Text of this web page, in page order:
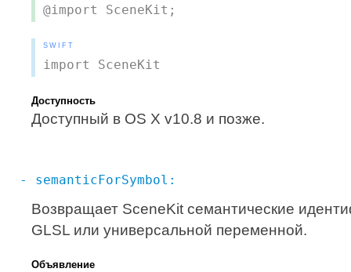
@import SceneKit;
SWIFT
import SceneKit
Доступность
Доступный в OS X v10.8 и позже.
- semanticForSymbol:
Возвращает SceneKit семантические
GLSL или универсальной переменной.
Объявление